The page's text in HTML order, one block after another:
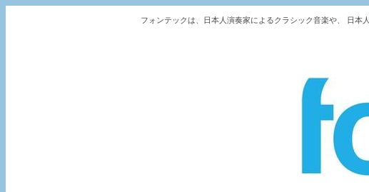
フォンテックは、日本人演奏家によるクラシック音楽や、 日本